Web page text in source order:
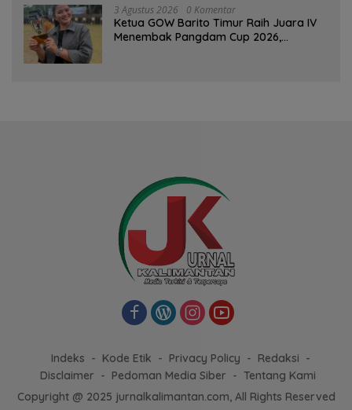
3 Agustus 2026 0 Komentar
Ketua GOW Barito Timur Raih Juara IV
Menembak Pangdam Cup 2026,
Indeks Kode Etik Privacy Policy
Redaksi
Disclaimer
Pedoman Media Siber
Tentang Kami
Copyright @ 2025 jurnalkalimantan.com, All Rights Reserved